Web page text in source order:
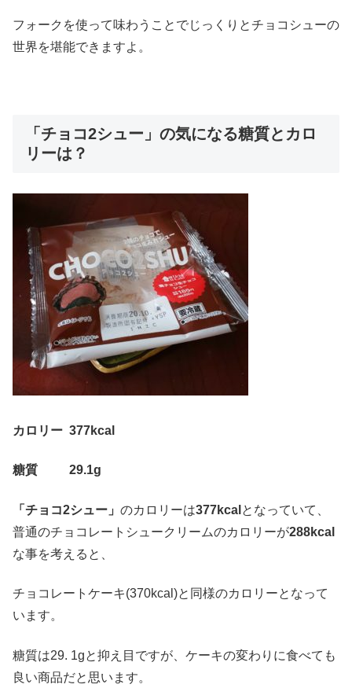
フォークを使って味わうことでじっくりとチョコシューの
世界を堪能できますよ。
「チョコ2シュー」の気になる糖質とカロ
リーは？
カロリー 377kcal
糖質 29.1g
「チョコ2シュー」 のカロリーは377kcal となっていて、
普通のチョコレートシュークリームのカロリーが288kcal
な事を考えると、
チョコレートケーキ(370kcal)と同様のカロリーとなって
います。
糖質は29. 1gと抑え目ですが、ケーキの変わりに食べても
良い商品だと思います。